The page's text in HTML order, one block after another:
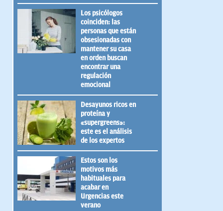
Los psicólogos
coinciden: las
personas que están
obsesionadas con
mantener su casa
en orden buscan
encontrar una
regulación
emocional
Desayunos ricos en
proteína y
«supergreens»:
este es el análisis
de los expertos
Estos son los
motivos más
habituales para
acabar en
Urgencias este
verano